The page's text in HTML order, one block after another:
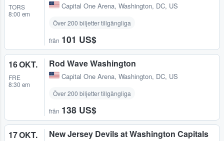
TORS
8:00 em
Capital One Arena, Washington, DC, US
Över 200 biljetter tillgängliga
från 101 US$
16 OKT.
FRE
8:30 em
Rod Wave Washington
Capital One Arena, Washington, DC, US
Över 200 biljetter tillgängliga
från 138 US$
17 OKT. New Jersey Devils at Washington Capitals